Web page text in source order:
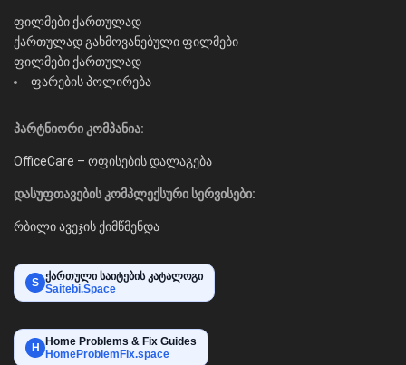
ფილმები ქართულად
ქართულად გახმოვანებული ფილმები
ფილმები ქართულად
ფარების პოლირება
პარტნიორი კომპანია:
OfficeCare – ოფისების დალაგება
დასუფთავების კომპლექსური სერვისები:
რბილი ავეჯის ქიმწმენდა
S ქართული საიტების კატალოგი
Saitebi.Space
H
Home Problems & Fix Guides
HomeProblemFix.space